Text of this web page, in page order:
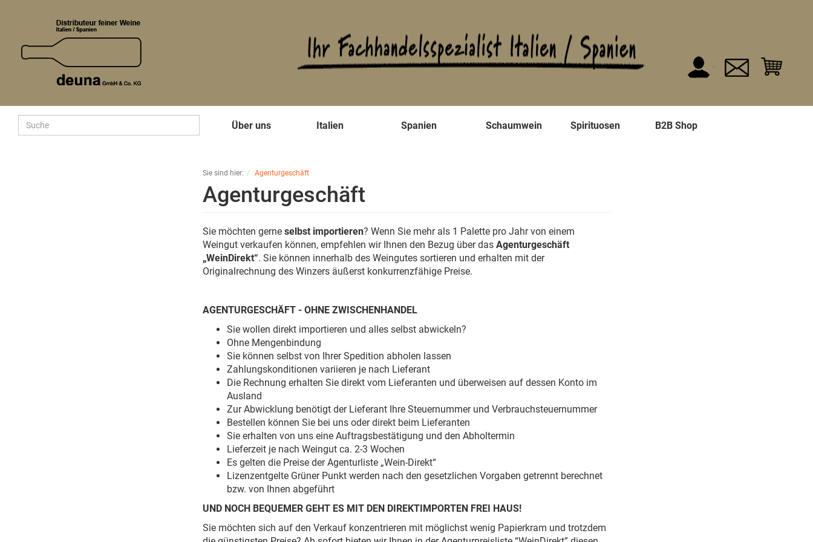
Über uns Italien Spanien Schaumwein Spirituosen B2B Shop
Sie sind hier: Agenturgeschäft
Agenturgeschäft
Sie möchten gerne selbst importieren? Wenn Sie mehr als 1 Palette pro Jahr von einem
Weingut verkaufen können, empfehlen wir Ihnen den Bezug über das Agenturgeschäft
„WeinDirekt“. Sie können innerhalb des Weingutes sortieren und erhalten mit der
Originalrechnung des Winzers äußerst konkurrenzfähige Preise.
AGENTURGESCHÄFT - OHNE ZWISCHENHANDEL
Sie wollen direkt importieren und alles selbst abwickeln?
Ohne Mengenbindung
Sie können selbst von Ihrer Spedition abholen lassen
Zahlungskonditionen variieren je nach Lieferant
Die Rechnung erhalten Sie direkt vom Lieferanten und überweisen auf dessen Konto im
Ausland
Zur Abwicklung benötigt der Lieferant Ihre Steuernummer und Verbrauchsteuernummer
Bestellen können Sie bei uns oder direkt beim Lieferanten
Sie erhalten von uns eine Auftragsbestätigung und den Abholtermin
Lieferzeit je nach Weingut ca. 2-3 Wochen
Es gelten die Preise der Agenturliste „Wein-Direkt“
Lizenzentgelte Grüner Punkt werden nach den gesetzlichen Vorgaben getrennt berechnet
bzw. von Ihnen abgeführt
UND NOCH BEQUEMER GEHT ES MIT DEN DIREKTIMPORTEN FREI HAUS!
Sie möchten sich auf den Verkauf konzentrieren mit möglichst wenig Papierkram und trotzdem